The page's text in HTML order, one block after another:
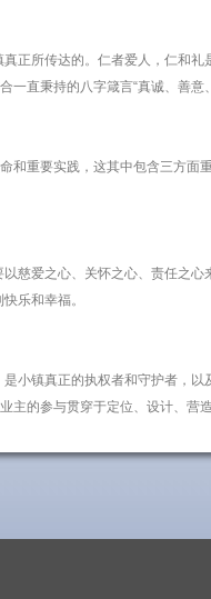
正所传达的。仁者爱人，仁和
一直秉持的八字箴言“真诚、善
和重要实践，这其中包含三方面
慈爱之心、关怀之心、责任之
乐和幸福。
小镇真正的执权者和守护者，
主的参与贯穿于定位、设计、营